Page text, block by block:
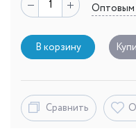
Оптовым
В корзину
Сравнить